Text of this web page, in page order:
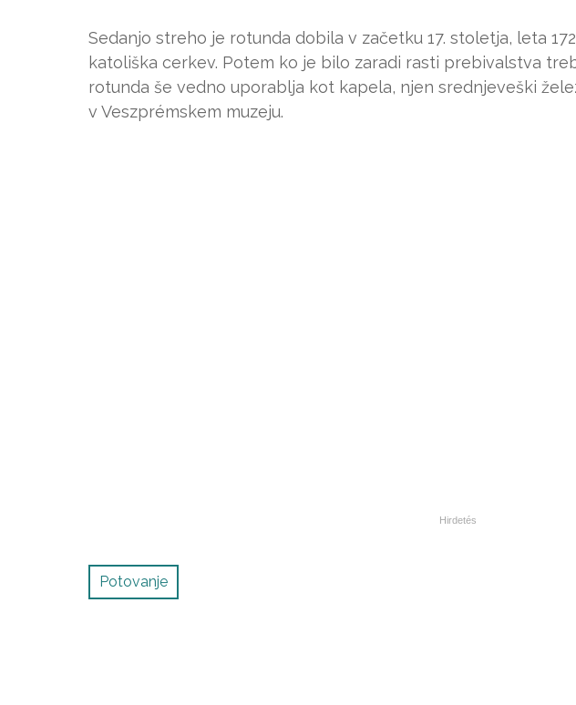
Sedanjo streho je rotunda dobila v začetku 17. stoletja, leta
katoliška cerkev. Potem ko je bilo zaradi rasti prebivalstva
rotunda še vedno uporablja kot kapela, njen srednjeveški
v Veszprémskem muzeju.
Potovanje